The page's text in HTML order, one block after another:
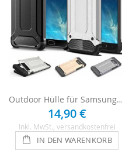
Outdoor Hülle für Samsung Galaxy S5
14,90 €
Inkl. MwSt. , versandkostenfrei
IN DEN WARENKORB